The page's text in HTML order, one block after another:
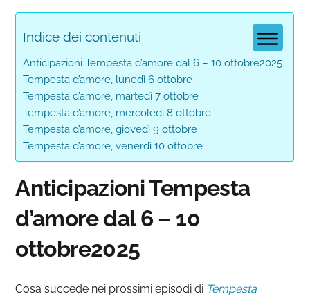
Indice dei contenuti
Anticipazioni Tempesta d’amore dal 6 – 10 ottobre2025
Tempesta d’amore, lunedì 6 ottobre
Tempesta d’amore, martedì 7 ottobre
Tempesta d’amore, mercoledì 8 ottobre
Tempesta d’amore, giovedì 9 ottobre
Tempesta d’amore, venerdì 10 ottobre
Anticipazioni Tempesta
d’amore dal 6 – 10
ottobre2025
Cosa succede nei prossimi episodi di Tempesta